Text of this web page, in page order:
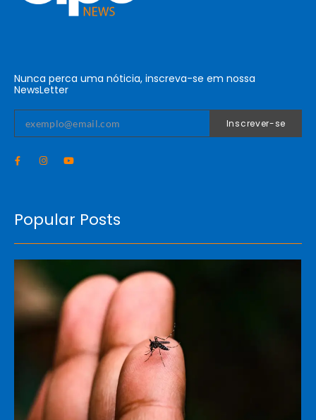
Nunca perca uma nóticia, inscreva-se em nossa
NewsLetter
Inscrever-se
Popular Posts